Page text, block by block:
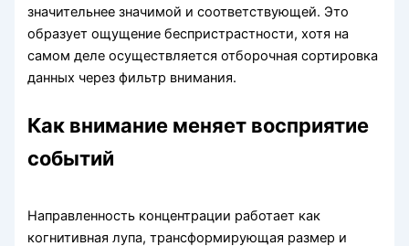
значительнее значимой и соответствующей. Это
образует ощущение беспристрастности, хотя на
самом деле осуществляется отборочная сортировка
данных через фильтр внимания.
Как внимание меняет восприятие
событий
Направленность концентрации работает как
когнитивная лупа, трансформирующая размер и